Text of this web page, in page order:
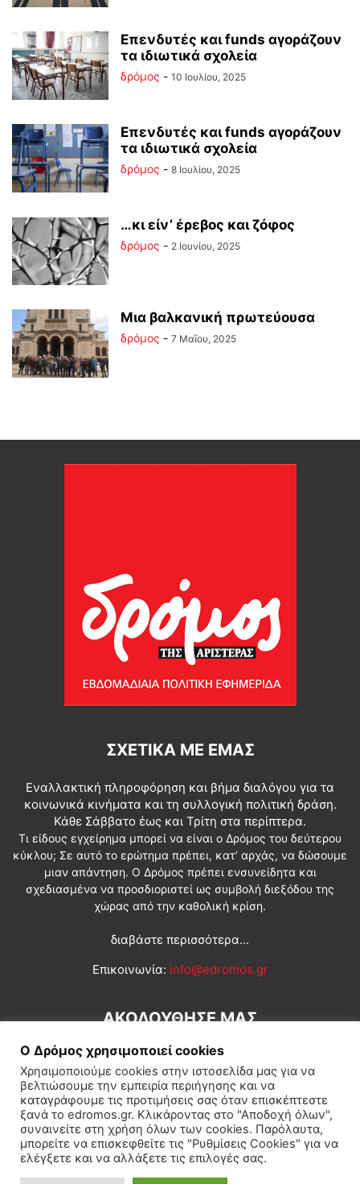
Επενδυτές και funds αγοράζουν
τα ιδιωτικά σχολεία
δρόμος - 10 Ιουλίου, 2025
Επενδυτές και funds αγοράζουν
τα ιδιωτικά σχολεία
δρόμος - 8 Ιουλίου, 2025
…κι είν’ έρεβος και ζόφος
δρόμος - 2 Ιουνίου, 2025
Μια βαλκανική πρωτεύουσα
δρόμος - 7 Μαΐου, 2025
ΣΧΕΤΙΚΆ ΜΕ ΕΜΆΣ
Εναλλακτική πληροφόρηση και βήμα διαλόγου για τα
κοινωνικά κινήματα και τη συλλογική πολιτική δράση.
Κάθε Σάββατο έως και Τρίτη στα περίπτερα.
Τι είδους εγχείρημα μπορεί να είναι ο Δρόμος του δεύτερου
κύκλου; Σε αυτό το ερώτημα πρέπει, κατ’ αρχάς, να δώσουμε
μιαν απάντηση. Ο Δρόμος πρέπει ενσυνείδητα και
σχεδιασμένα να προσδιοριστεί ως συμβολή διεξόδου της
χώρας από την καθολική κρίση.
διαβάστε περισσότερα...
Επικοινωνία: info@edromos.gr
ΑΚΟΛΟΥΘΗΣΕ ΜΑΣ
Εγγραφή συνδρομητή Πολιτική Διεθνή Κοινωνία
Πολιτισμός Αφιερώματα
Ο Δρόμος χρησιμοποιεί cookies
Χρησιμοποιούμε cookies στην ιστοσελίδα μας για να
βελτιώσουμε την εμπειρία περιήγησης και να
καταγράφουμε τις προτιμήσεις σας όταν επισκέπτεστε
ξανά το edromos.gr. Κλικάροντας στο "Αποδοχή όλων",
συναινείτε στη χρήση όλων των cookies. Παρόλαυτα,
μπορείτε να επισκεφθείτε τις "Ρυθμίσεις Cookies" για να
ελέγξετε και να αλλάξετε τις επιλογές σας.